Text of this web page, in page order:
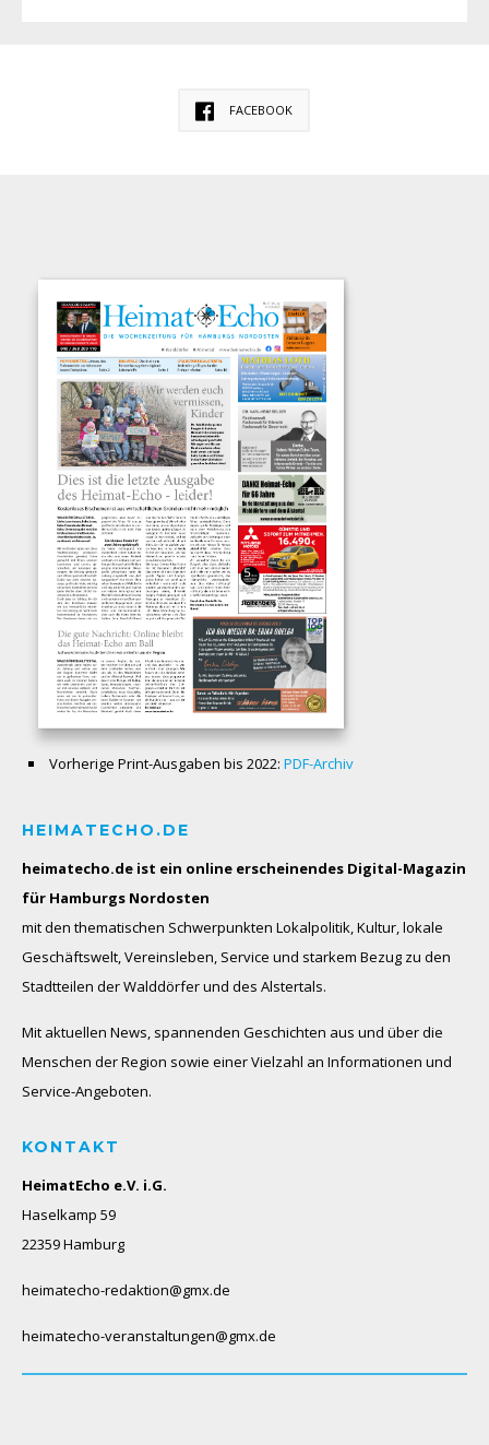
FACEBOOK
Vorherige Print-Ausgaben bis 2022: PDF-Archiv
HEIMATECHO.DE
heimatecho.de ist ein online erscheinendes Digital-Magazin
für Hamburgs Nordosten
mit den thematischen Schwerpunkten Lokalpolitik, Kultur, lokale
Geschäftswelt, Vereinsleben, Service und starkem Bezug zu den
Stadtteilen der Walddörfer und des Alstertals.
Mit aktuellen News, spannenden Geschichten aus und über die
Menschen der Region sowie einer Vielzahl an Informationen und
Service-Angeboten.
KONTAKT
HeimatEcho e.V. i.G.
Haselkamp 59
22359 Hamburg
heimatecho-redaktion@gmx.de
heimatecho-veranstaltungen@gmx.de